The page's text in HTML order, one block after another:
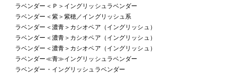
ラベンダー＜Ｐ＞イングリッシュラベンダー
ラベンダー＜紫＞紫穂／イングリッシュ系
ラベンダー＜濃青＞カシオペア（イングリッシュ）
ラベンダー＜濃青＞カシオペア（イングリッシュ）
ラベンダー＜濃青＞カシオペア（イングリッシュ）
ラベンダー≪青≫イングリッシュラベンダー
ラベンダー・イングリッシュラベンダー